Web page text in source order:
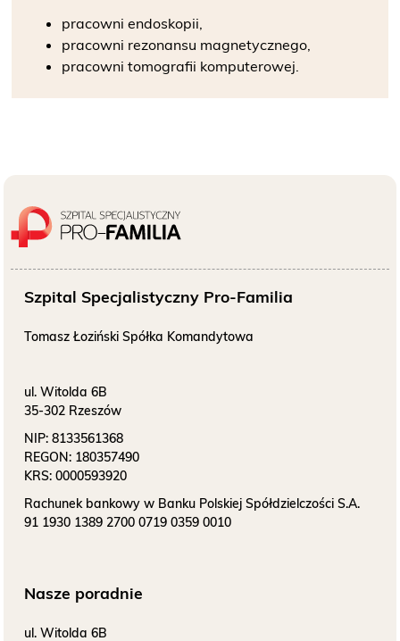
SZUKAJ
Pracownia Mammografii
Badania prenatalne
Przyjęcie do szpitala
Bądź przygotowany
pracowni endoskopii,
pracowni rezonansu magnetycznego,
pracowni tomografii komputerowej.
Szpital Specjalistyczny Pro-Familia
Tomasz Łoziński Spółka Komandytowa
ul. Witolda 6B
35-302 Rzeszów
NIP: 8133561368
REGON: 180357490
KRS: 0000593920
Rachunek bankowy w Banku Polskiej Spółdzielczości S.A.
91 1930 1389 2700 0719 0359 0010
Nasze poradnie
ul. Witolda 6B